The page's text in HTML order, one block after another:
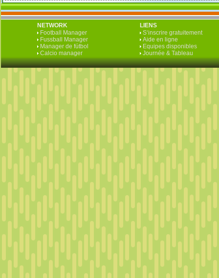
NETWORK
Football Manager
Fussball Manager
Manager de fútbol
Calcio manager
LIENS
S‘inscrire gratuitement
Aide en ligne
Equipes disponibles
Journée & Tableau